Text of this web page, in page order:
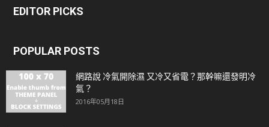
EDITOR PICKS
POPULAR POSTS
網路說 冷氣開除濕 又冷又省電？那幹嘛還發明冷
氣？
2016年05月18日